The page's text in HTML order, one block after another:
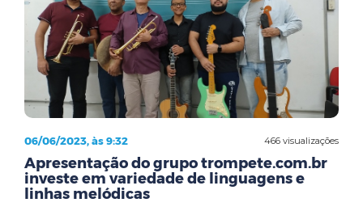
466 visualizações
06/06/2023, às 9:32
Apresentação do grupo trompete.com.br
investe em variedade de linguagens e
linhas melódicas